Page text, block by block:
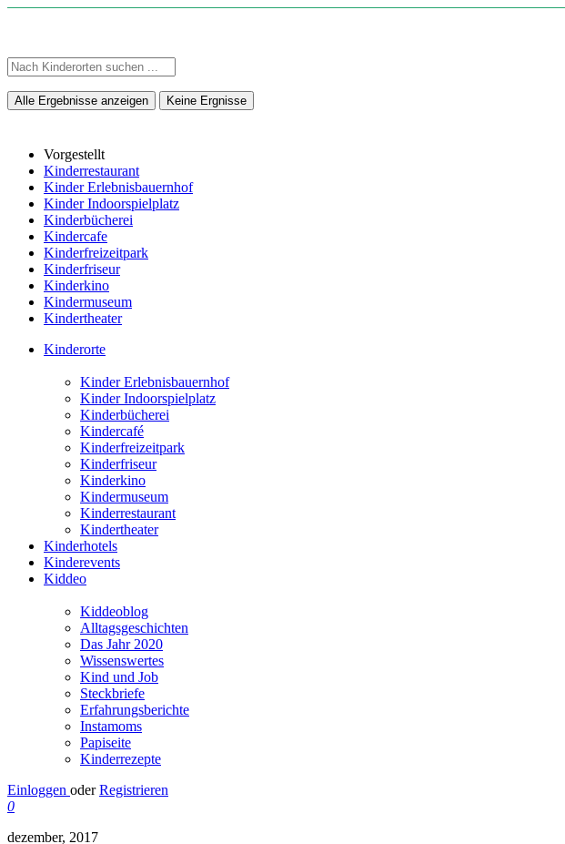
Alle Ergebnisse anzeigen Keine Ergnisse
Vorgestellt
Kinderrestaurant
Kinder Erlebnisbauernhof
Kinder Indoorspielplatz
Kinderbücherei
Kindercafe
Kinderfreizeitpark
Kinderfriseur
Kinderkino
Kindermuseum
Kindertheater
Kinderorte
Kinder Erlebnisbauernhof
Kinder Indoorspielplatz
Kinderbücherei
Kindercafé
Kinderfreizeitpark
Kinderfriseur
Kinderkino
Kindermuseum
Kinderrestaurant
Kindertheater
Kinderhotels
Kinderevents
Kiddeo
Kiddeoblog
Alltagsgeschichten
Das Jahr 2020
Wissenswertes
Kind und Job
Steckbriefe
Erfahrungsberichte
Instamoms
Papiseite
Kinderrezepte
Einloggen oder Registrieren
0
dezember, 2017